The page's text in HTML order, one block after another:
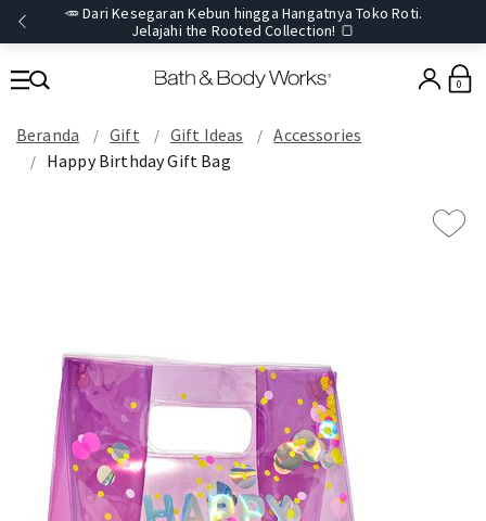
🥕 Dari Kesegaran Kebun hingga Hangatnya Toko Roti.
Jelajahi the Rooted Collection! 🍞
0
Beranda Gift Gift Ideas
Accessories
Happy Birthday Gift Bag